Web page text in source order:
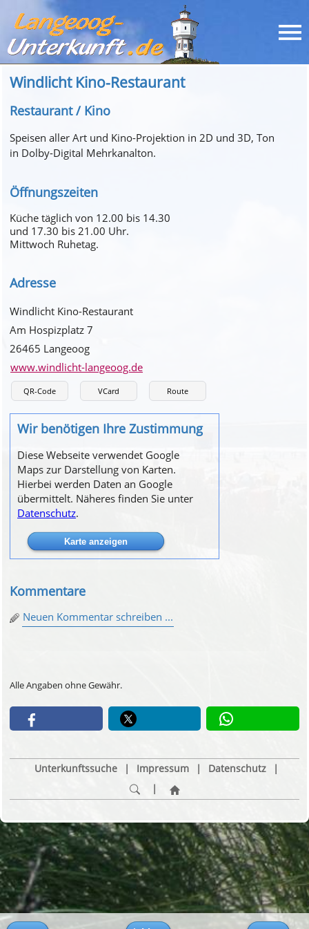
Windlicht Kino-Restaurant
Restaurant / Kino
Speisen aller Art und Kino-Projektion in 2D und 3D, Ton
in Dolby-Digital Mehrkanalton.
Öffnungszeiten
Küche täglich von 12.00 bis 14.30
und 17.30 bis 21.00 Uhr.
Mittwoch Ruhetag.
Adresse
Windlicht Kino-Restaurant
Am Hospizplatz 7
26465 Langeoog
www.windlicht-langeoog.de
QR-Code VCard Route
Wir benötigen Ihre Zustimmung
Diese Webseite verwendet Google
Maps zur Darstellung von Karten.
Hierbei werden Daten an Google
übermittelt. Näheres finden Sie unter
Datenschutz.
Kommentare
Neuen Kommentar schreiben ...
Alle Angaben ohne Gewähr.
Unterkunftssuche | Impressum | Datenschutz
|
|